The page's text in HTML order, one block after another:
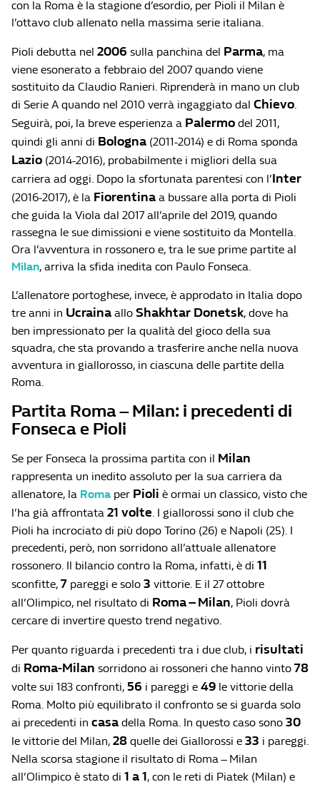
con la Roma è la stagione d’esordio, per Pioli il Milan è
l’ottavo club allenato nella massima serie italiana.
Pioli debutta nel 2006 sulla panchina del Parma, ma
viene esonerato a febbraio del 2007 quando viene
sostituito da Claudio Ranieri. Riprenderà in mano un club
di Serie A quando nel 2010 verrà ingaggiato dal Chievo.
Seguirà, poi, la breve esperienza a Palermo del 2011,
quindi gli anni di Bologna (2011-2014) e di Roma sponda
Lazio (2014-2016), probabilmente i migliori della sua
carriera ad oggi. Dopo la sfortunata parentesi con l’Inter
(2016-2017), è la Fiorentina a bussare alla porta di Pioli
che guida la Viola dal 2017 all’aprile del 2019, quando
rassegna le sue dimissioni e viene sostituito da Montella.
Ora l’avventura in rossonero e, tra le sue prime partite al
Milan, arriva la sfida inedita con Paulo Fonseca.
L’allenatore portoghese, invece, è approdato in Italia dopo
tre anni in Ucraina allo Shakhtar Donetsk, dove ha
ben impressionato per la qualità del gioco della sua
squadra, che sta provando a trasferire anche nella nuova
avventura in giallorosso, in ciascuna delle partite della
Roma.
Partita Roma – Milan: i precedenti di
Fonseca e Pioli
Se per Fonseca la prossima partita con il Milan
rappresenta un inedito assoluto per la sua carriera da
allenatore, la Roma per Pioli è ormai un classico, visto che
l’ha già affrontata 21 volte. I giallorossi sono il club che
Pioli ha incrociato di più dopo Torino (26) e Napoli (25). I
precedenti, però, non sorridono all’attuale allenatore
rossonero. Il bilancio contro la Roma, infatti, è di 11
sconfitte, 7 pareggi e solo 3 vittorie. E il 27 ottobre
all’Olimpico, nel risultato di Roma – Milan, Pioli dovrà
cercare di invertire questo trend negativo.
Per quanto riguarda i precedenti tra i due club, i risultati
di Roma-Milan sorridono ai rossoneri che hanno vinto 78
volte sui 183 confronti, 56 i pareggi e 49 le vittorie della
Roma. Molto più equilibrato il confronto se si guarda solo
ai precedenti in casa della Roma. In questo caso sono 30
le vittorie del Milan, 28 quelle dei Giallorossi e 33 i pareggi.
Nella scorsa stagione il risultato di Roma – Milan
all’Olimpico è stato di 1 a 1, con le reti di Piatek (Milan) e